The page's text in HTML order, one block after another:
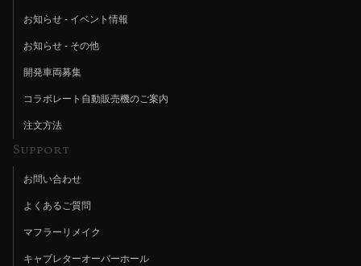
お知らせ - イベント情報
お知らせ - その他
開発車両募集
コラボレート自動販売機のご案内
注文方法
Support
お問い合わせ
よくあるご質問
マフラーリメイク
キャブレターオーバーホール